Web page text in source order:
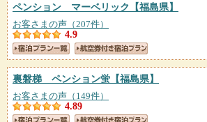
ペンション マーベリック 【福島県】
お客さまの声（207件）
4.9
裏磐梯 ペンション蛍 【福島県】
お客さまの声（149件）
4.89